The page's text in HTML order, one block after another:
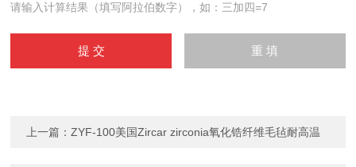
请输入计算结果（填写阿拉伯数字），如：三加四=7
上一篇：ZYF-100美国Zircar zirconia氧化锆纤维毛毡耐高温